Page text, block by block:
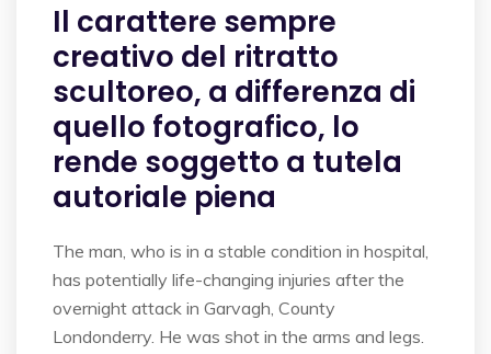
Il carattere sempre
creativo del ritratto
scultoreo, a differenza di
quello fotografico, lo
rende soggetto a tutela
autoriale piena
The man, who is in a stable condition in hospital,
has potentially life-changing injuries after the
overnight attack in Garvagh, County
Londonderry. He was shot in the arms and legs.